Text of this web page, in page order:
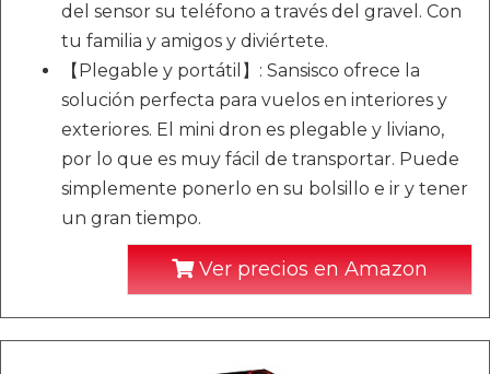
del sensor su teléfono a través del gravel. Con
tu familia y amigos y diviértete.
【Plegable y portátil】: Sansisco ofrece la
solución perfecta para vuelos en interiores y
exteriores. El mini dron es plegable y liviano,
por lo que es muy fácil de transportar. Puede
simplemente ponerlo en su bolsillo e ir y tener
un gran tiempo.
Ver precios en Amazon